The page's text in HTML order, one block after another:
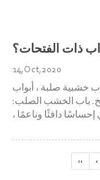
ذات الفتحات؟
14,Oct,2020
أبواب خشبية صلبة ، أبواب
خشبية صلبة مركبة ، أبواب مصبوبة ، إلخ. باب الخشب الصلب:
دافئًا وناعمًا ،
لوح عالي الكثافة ،
‹‹ ‹